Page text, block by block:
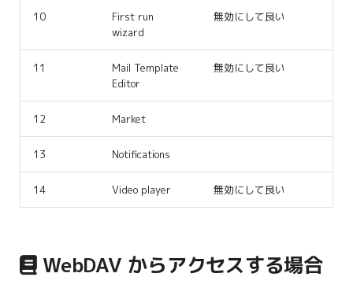
10
First run
wizard
無効にして良い
11
Mail Template
Editor
無効にして良い
12 Market
13 Notifications
14 Video player 無効にして良い
WebDAV からアクセスする場合